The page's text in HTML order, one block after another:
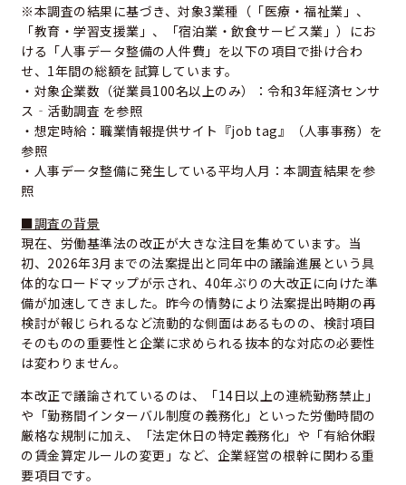
※本調査の結果に基づき、対象3業種（「医療・福祉業」、
「教育・学習支援業」、「宿泊業・飲食サービス業」）にお
ける「人事データ整備の人件費」を以下の項目で掛け合わ
せ、1年間の総額を試算しています。
・対象企業数（従業員100名以上のみ）： 令和3年経済センサ
ス‐活動調査 を参照
・想定時給： 職業情報提供サイト『job tag』（人事事務） を
参照
・人事データ整備に発生している平均人月：本調査結果を参
照
■調査の背景
現在、労働基準法の改正が大きな注目を集めています。当
初、2026年3月までの法案提出と同年中の議論進展という具
体的なロードマップが示され、40年ぶりの大改正に向けた準
備が加速してきました。昨今の情勢により法案提出時期の再
検討が報じられるなど流動的な側面はあるものの、検討項目
そのものの重要性と企業に求められる抜本的な対応の必要性
は変わりません。
本改正で議論されているのは、「14日以上の連続勤務禁止」
や「勤務間インターバル制度の義務化」といった労働時間の
厳格な規制に加え、「法定休日の特定義務化」や「有給休暇
の賃金算定ルールの変更」など、企業経営の根幹に関わる重
要項目です。